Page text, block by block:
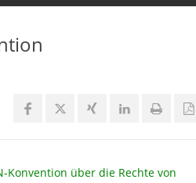
Konvention über die Rechte von